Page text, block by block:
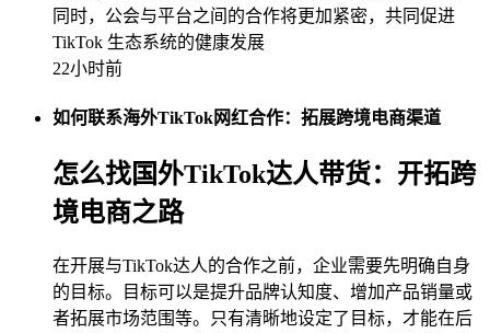
同时，公会与平台之间的合作将更加紧密，共同促进
TikTok 生态系统的健康发展
22小时前
如何联系海外TikTok网红合作：拓展跨境电商渠道
怎么找国外TikTok达人带货：开拓跨
境电商之路
在开展与TikTok达人的合作之前，企业需要先明确自身
的目标。目标可以是提升品牌认知度、增加产品销量或
者拓展市场范围等。只有清晰地设定了目标，才能在后